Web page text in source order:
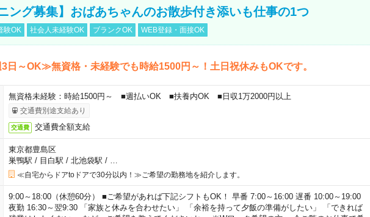
ング募集】おばあちゃんのお散歩付き添いも仕事の1つ
験OK 社会人未経験OK ブランクOK WEB登録・面接OK
日～OK≫無資格・未経験でも時給1500円～！土日祝休みもOKです。
無資格未経験：時給1500円～ ■週払いOK ■扶養内OK ■日収1万2000円以上
交通費別途支給あり
交通費 交通費全額支給
東京都豊島区
巣鴨駅 / 目白駅 / 北池袋駅 / …
≪自宅からドアtoドアで30分以内！≫ご希望の勤務地を紹介します。
9:00～18:00（休憩60分） ■ご希望があれば下記シフトもOK！ 早番 7:00～16:00 遅番 10:00～19:00
夜勤 16:30～翌9:30 「家族と休みを合わせたい」 「余裕を持って夕飯の準備がしたい」 「できれば